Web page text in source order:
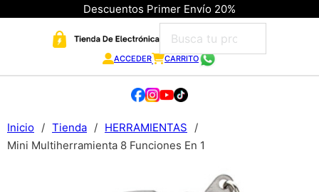
Descuentos Primer Envío 20%
ACCEDER CARRITO
Inicio / Tienda / HERRAMIENTAS
/
Mini Multiherramienta 8 Funciones En 1